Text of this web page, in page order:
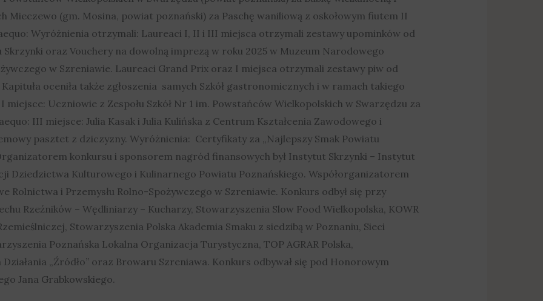
Mieczewo (gm. Mosina, powiat poznański) za Paschę waniliową z oskołowym fiutem II
Wyróżnienia otrzymali: Laureaci I, II i III miejsca otrzymali zestawy upominków od
oraz Vouchery na dowolną imprezą w roku 2025 w Muzeum Narodowego
w Szreniawie. Laureaci Grand Prix oraz I miejsca otrzymali zestawy piw od
oceniła także zgłoszenia samych Szkół gastronomicznych i w ramach takiego
Uczniowie z Zespołu Szkół Nr 1 im. Powstańców Wielkopolskich w Swarzędzu za
III miejsce: Julia Kasak i Julia Kulińska z Centrum Kształcenia Zawodowego i
pasztet z dziczyzny. Wyróżnienia: Certyfikaty za „Najlepszy Smak Powiatu
konkursu i sponsorem nagród finansowych był Instytut Skrzynki – Instytut
Dziedzictwa Kulturowego i Kulinarnego Powiatu Poznańskiego. Współorganizatorem
Rolnictwa i Przemysłu Rolno-Spożywczego w Szreniawie. Konkurs odbył się przy
Rzeźników – Wędliniarzy – Kucharzy, Stowarzyszenia Slow Food Wielkopolska, KOWR
Stowarzyszenia Polska Akademia Smaku z siedzibą w Poznaniu, Sieci
Poznańska Lokalna Organizacja Turystyczna, TOP AGRAR Polska,
„Źródło” oraz Browaru Szreniawa. Konkurs odbywał się pod Honorowym
Jana Grabkowskiego.